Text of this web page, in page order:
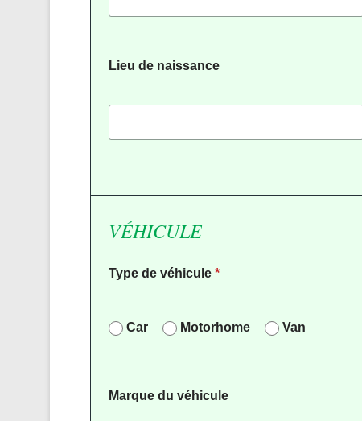
Lieu de naissance
VÉHICULE
Type de véhicule *
Car Motorhome Van
Marque du véhicule